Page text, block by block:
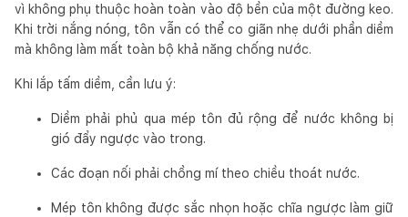
vì không phụ thuộc hoàn toàn vào độ bền của một đường keo.
Khi trời nắng nóng, tôn vẫn có thể co giãn nhẹ dưới phần diềm
mà không làm mất toàn bộ khả năng chống nước.
Khi lắp tấm diềm, cần lưu ý:
Diềm phải phủ qua mép tôn đủ rộng để nước không bị
gió đẩy ngược vào trong.
Các đoạn nối phải chồng mí theo chiều thoát nước.
Mép tôn không được sắc nhọn hoặc chĩa ngược làm giữ